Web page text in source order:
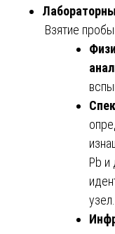
Взятие
Pb и
узел.